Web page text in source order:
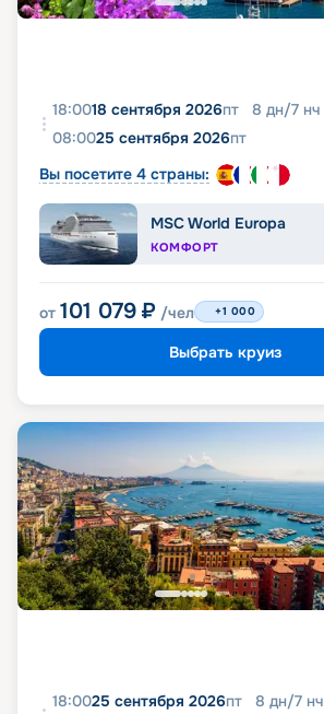
18:0018 сентября 2026пт 8 дн/7 нч
08:0025 сентября 2026пт
Вы посетите 4 страны:
MSC World Europa
КОМФОРТ
от 101 079 ₽ /чел +1 000
Выбрать круиз
18:0025 сентября 2026пт 8 дн/7 нч